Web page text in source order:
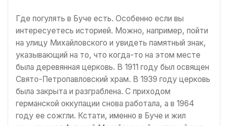
Где погулять в Буче есть. Особенно если вы
интересуетесь историей. Можно, например, пойти
на улицу Михайловского и увидеть памятный знак,
указывающий на то, что когда-то на этом месте
была деревянная церковь. В 1911 году был освящен
Свято-Петропавловский храм. В 1939 году церковь
была закрыта и разграблена. С приходом
германской оккупации снова работала, а в 1964
году ее сожгли. Кстати, именно в Буче и жил